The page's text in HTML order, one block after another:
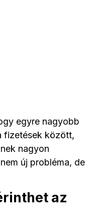
egyre nagyobb
fizetések között,
nagyon
új probléma, de
az